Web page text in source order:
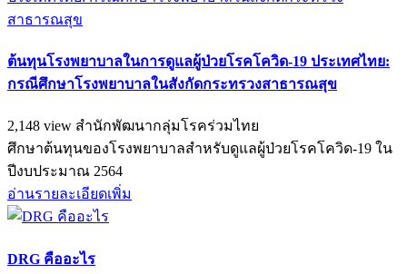
ต้นทุนโรงพยาบาลในการดูแลผู้ป่วยโรคโควิด-19 ประเทศไทย:
กรณีศึกษาโรงพยาบาลในสังกัดกระทรวงสาธารณสุข
2,148 view สำนักพัฒนากลุ่มโรคร่วมไทย
ศึกษาต้นทุนของโรงพยาบาลสำหรับดูแลผู้ป่วยโรคโควิด-19 ใน
ปีงบประมาณ 2564
อ่านรายละเอียดเพิ่ม
DRG คืออะไร